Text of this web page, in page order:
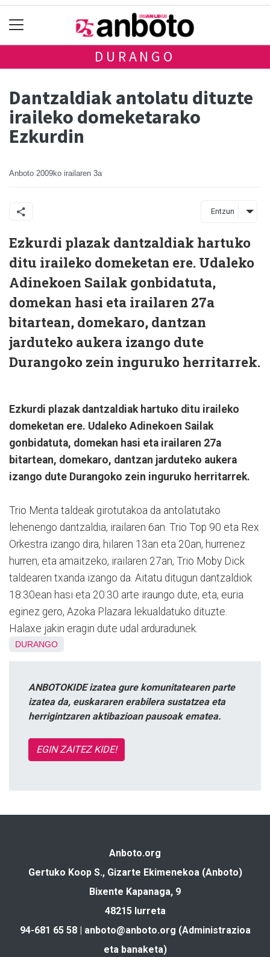
DURANGO
Dantzaldiak antolatu dituzte
iraileko domeketarako
Ezkurdin
Anboto 2009ko irailaren 3a
Entzun
Ezkurdi plazak dantzaldiak hartuko
ditu iraileko domeketan ere. Udaleko
Adinekoen Sailak gonbidatuta,
domekan hasi eta irailaren 27a
bitartean, domekaro, dantzan
jarduteko aukera izango dute
Durangoko zein inguruko herritarrek.
Ezkurdi plazak dantzaldiak hartuko ditu iraileko
domeketan ere. Udaleko Adinekoen Sailak
gonbidatuta, domekan hasi eta irailaren 27a
bitartean, domekaro, dantzan jarduteko aukera
izango dute Durangoko zein inguruko herritarrek.
Trio Menta taldeak girotutakoa da antolatutako
lehenengo dantzaldia, irailaren 6an. Trio Top 90 eta Rex
Orkestra izango dira, hilaren 13an eta 20an, hurrenez
hurren, eta amaitzeko, irailaren 27an, Trio Moby Dick
taldearen txanda izango da. Aitatu ditugun dantzaldiok
18:30ean hasi eta 20:30 arte iraungo dute, eta, euria
eginez gero, Azoka Plazara lekualdatuko dituzte.
Halaxe jakin eragin dute udal arduradunek.
DURANGO
ANBOTOKIDE izatea gure komunitatearen parte
izatea da, euskararen erabilera sustatzea eta
herrigintzaren aktibazioan pausoak ematea.
EGIN ZAITEZ KIDE!
Anboto.org
Gertuko Koop S., Gizarte Ekimenekoa (Anboto)
Bixente Kapanaga, 9
48215 Iurreta
94-681 65 58 | anboto@anboto.org (Administrazioa
eta banaketa)